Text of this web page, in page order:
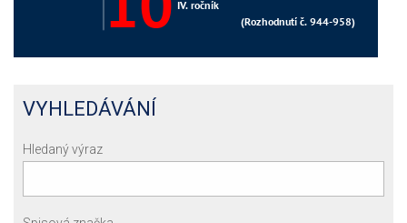
VYHLEDÁVÁNÍ
Hledaný výraz